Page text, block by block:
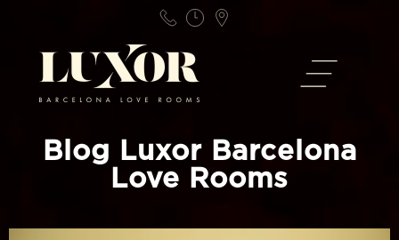
Blog Luxor Barcelona
Love Rooms